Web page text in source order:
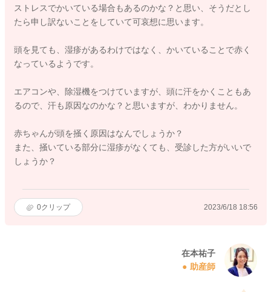
ストレスでかいている場合もあるのかな？と思い、そうだとし
たら申し訳ないことをしていて可哀想に思います。
頭を見ても、湿疹があるわけではなく、かいていることで赤く
なっているようです。
エアコンや、除湿機をつけていますが、頭に汗をかくこともあ
るので、汗も原因なのかな？と思いますが、わかりません。
赤ちゃんが頭を掻く原因はなんでしょうか？
また、掻いている部分に湿疹がなくても、受診した方がいいで
しょうか？
0クリップ 2023/6/18 18:56
在本祐子
助産師